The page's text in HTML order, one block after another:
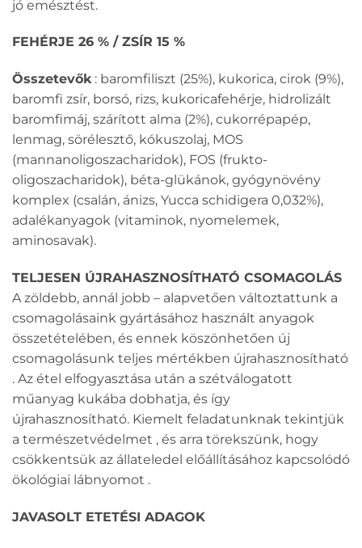
jó emésztést.
FEHÉRJE 26 % / ZSÍR 15 %
Összetevők: baromfiliszt (25%), kukorica, cirok (9%),
baromfi zsír, borsó, rizs, kukoricafehérje, hidrolizált
baromfimáj, szárított alma (2%), cukorrépapép,
lenmag, sörélesztő, kókuszolaj, MOS
(mannanoligoszacharidok), FOS (frukto-
oligoszacharidok), béta-glükánok, gyógynövény
komplex (csalán, ánizs, Yucca schidigera 0,032%),
adalékanyagok (vitaminok, nyomelemek,
aminosavak).
TELJESEN ÚJRAHASZNOSÍTHATÓ CSOMAGOLÁS
A zöldebb, annál jobb – alapvetően változtattunk a
csomagolásaink gyártásához használt anyagok
összetételében, és ennek köszönhetően új
csomagolásunk teljes mértékben újrahasznosítható
. Az étel elfogyasztása után a szétválogatott
műanyag kukába dobhatja, és így
újrahasznosítható. Kiemelt feladatunknak tekintjük
a természetvédelmet , és arra törekszünk, hogy
csökkentsük az állateledel előállításához kapcsolódó
ökológiai lábnyomot .
JAVASOLT ETETÉSI ADAGOK